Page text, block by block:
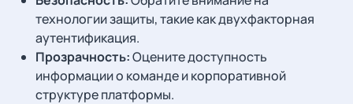
технологии защиты, такие как двухфакторная
аутентификация.
Прозрачность:Оцените доступность
информации о команде и корпоративной
структуре платформы.